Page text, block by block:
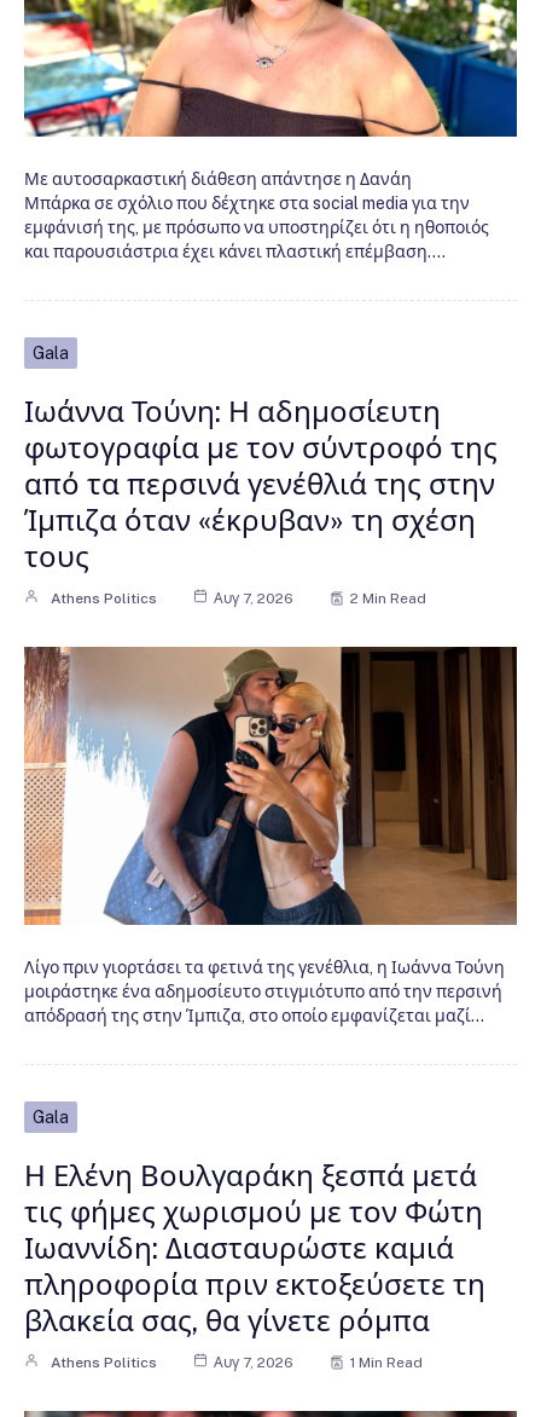
Με αυτοσαρκαστική διάθεση απάντησε η Δανάη
Μπάρκα σε σχόλιο που δέχτηκε στα social media για την
εμφάνισή της, με πρόσωπο να υποστηρίζει ότι η ηθοποιός
και παρουσιάστρια έχει κάνει πλαστική επέμβαση.…
Gala
Ιωάννα Τούνη: Η αδημοσίευτη
φωτογραφία με τον σύντροφό της
από τα περσινά γενέθλιά της στην
Ίμπιζα όταν «έκρυβαν» τη σχέση
τους
Athens Politics Αυγ 7, 2026 2 Min Read
Λίγο πριν γιορτάσει τα φετινά της γενέθλια, η Ιωάννα Τούνη
μοιράστηκε ένα αδημοσίευτο στιγμιότυπο από την περσινή
απόδρασή της στην Ίμπιζα, στο οποίο εμφανίζεται μαζί…
Gala
Η Ελένη Βουλγαράκη ξεσπά μετά
τις φήμες χωρισμού με τον Φώτη
Ιωαννίδη: Διασταυρώστε καμιά
πληροφορία πριν εκτοξεύσετε τη
βλακεία σας, θα γίνετε ρόμπα
Athens Politics Αυγ 7, 2026 1 Min Read